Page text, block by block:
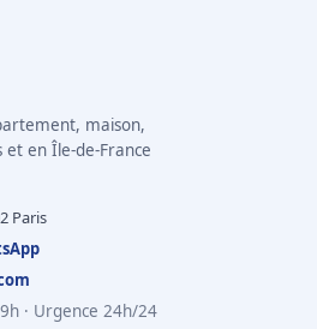
maison,
et en Île-de-France
Paris
· Urgence 24h/24